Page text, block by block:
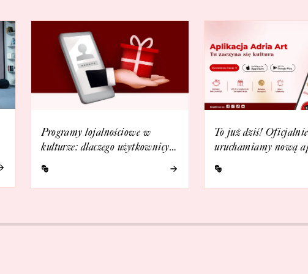
Programy lojalnościowe w
kulturze: dlaczego użytkownicy
To już dziś! Oficjalnie
uruchamiamy nową